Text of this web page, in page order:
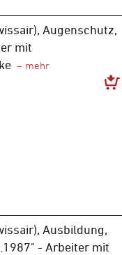
Augenschutz,
mit
Ausbildung,
- Arbeiter mit